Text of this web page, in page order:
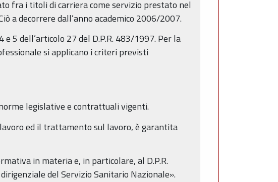
fra i titoli di carriera come servizio prestato nel
a decorrere dall’anno academico 2006/2007.
5 dell’articolo 27 del D.P.R. 483/1997. Per la
si applicano i criteri previsti
legislative e contrattuali vigenti.
lavoro ed il trattamento sul lavoro, è garantita
in materia e, in particolare, al D.P.R.
del Servizio Sanitario Nazionale».